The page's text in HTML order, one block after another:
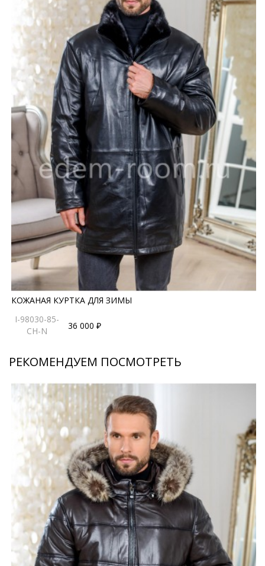
КОЖАНАЯ КУРТКА ДЛЯ ЗИМЫ
I-98030-85-
CH-N
36 000 ₽
РЕКОМЕНДУЕМ ПОСМОТРЕТЬ